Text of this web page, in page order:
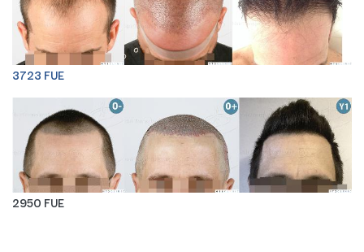
3723 FUE
2950 FUE